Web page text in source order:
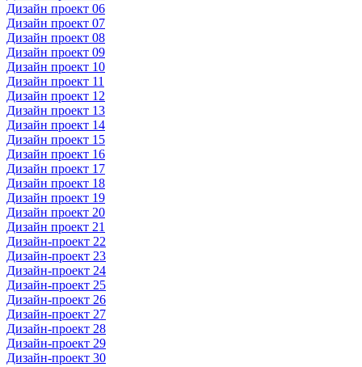
Дизайн проект 06
Дизайн проект 07
Дизайн проект 08
Дизайн проект 09
Дизайн проект 10
Дизайн проект 11
Дизайн проект 12
Дизайн проект 13
Дизайн проект 14
Дизайн проект 15
Дизайн проект 16
Дизайн проект 17
Дизайн проект 18
Дизайн проект 19
Дизайн проект 20
Дизайн проект 21
Дизайн-проект 22
Дизайн-проект 23
Дизайн-проект 24
Дизайн-проект 25
Дизайн-проект 26
Дизайн-проект 27
Дизайн-проект 28
Дизайн-проект 29
Дизайн-проект 30